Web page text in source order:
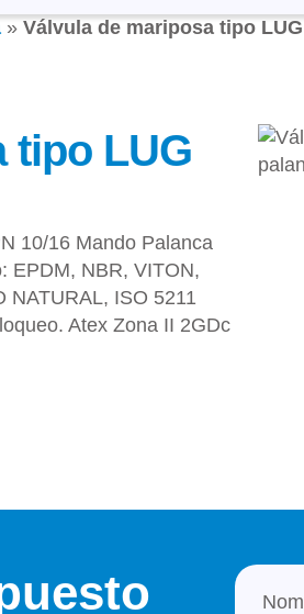
» Válvula de mariposa tipo
tipo LUG
10/16 Mando Palanca
EPDM, NBR, VITON,
NATURAL, ISO 5211
Atex Zona II 2GDc